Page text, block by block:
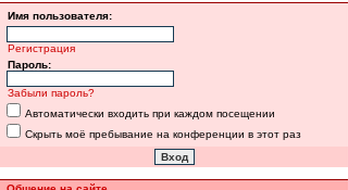
Имя пользователя:
Регистрация
Пароль:
Забыли пароль?
Автоматически входить при каждом посещении
Скрыть моё пребывание на конференции в этот раз